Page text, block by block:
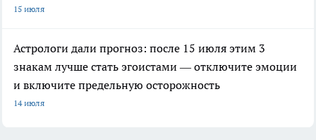
15 июля
Астрологи дали прогноз: после 15 июля этим 3
знакам лучше стать эгоистами — отключите эмоции
и включите предельную осторожность
14 июля